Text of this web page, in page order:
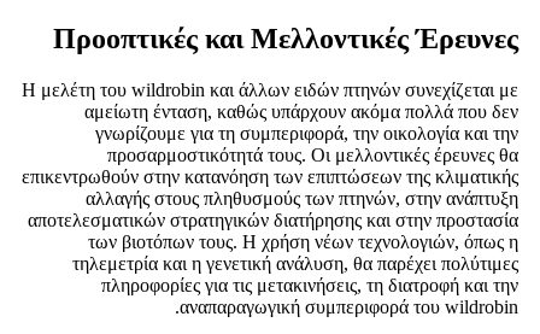
Προοπτικές και Μελλοντικές Έρευνες
Η μελέτη του wildrobin και άλλων ειδών πτηνών συνεχίζεται με
αμείωτη ένταση, καθώς υπάρχουν ακόμα πολλά που δεν
γνωρίζουμε για τη συμπεριφορά, την οικολογία και την
προσαρμοστικότητά τους. Οι μελλοντικές έρευνες θα
επικεντρωθούν στην κατανόηση των επιπτώσεων της κλιματικής
αλλαγής στους πληθυσμούς των πτηνών, στην ανάπτυξη
αποτελεσματικών στρατηγικών διατήρησης και στην προστασία
των βιοτόπων τους. Η χρήση νέων τεχνολογιών, όπως η
τηλεμετρία και η γενετική ανάλυση, θα παρέχει πολύτιμες
πληροφορίες για τις μετακινήσεις, τη διατροφή και την
αναπαραγωγική συμπεριφορά του wildrobin.